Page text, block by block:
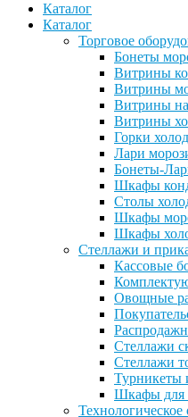
Каталог
Каталог
Торговое
Бонеты
Витрины
Витрины
Витрины
Витрины
Горки
Лари
Бонеты-
Шкафы
Столы
Шкафы
Шкафы
Стеллажи и
Кассовые
Овощные
Стеллажи
Стеллажи
Турникеты
Шкафы для
Технологическое